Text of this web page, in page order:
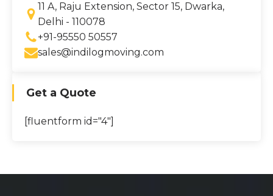
11 A, Raju Extension, Sector 15, Dwarka,
Delhi - 110078
+91-95550 50557
sales@indilogmoving.com
Get a Quote
[fluentform id="4"]